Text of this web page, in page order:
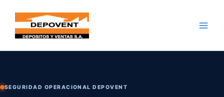
content
SEGURIDAD OPERACIONAL DEPOVENT